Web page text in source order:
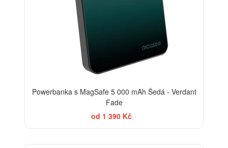
Powerbanka s MagSafe 5 000 mAh Šedá - Verdant
Fade
od 1 390 Kč